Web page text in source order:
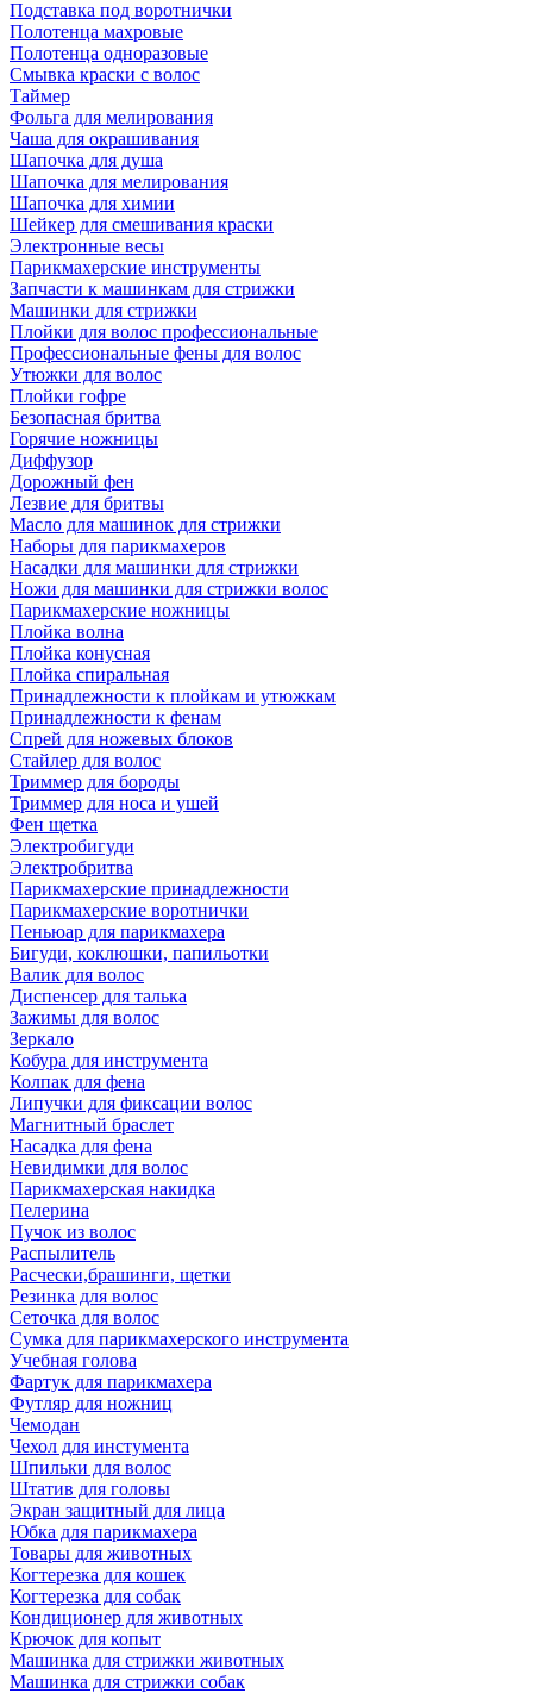
Подставка под воротнички
Полотенца махровые
Полотенца одноразовые
Смывка краски с волос
Таймер
Фольга для мелирования
Чаша для окрашивания
Шапочка для душа
Шапочка для мелирования
Шапочка для химии
Шейкер для смешивания краски
Электронные весы
Парикмахерские инструменты
Запчасти к машинкам для стрижки
Машинки для стрижки
Плойки для волос профессиональные
Профессиональные фены для волос
Утюжки для волос
Плойки гофре
Безопасная бритва
Горячие ножницы
Диффузор
Дорожный фен
Лезвие для бритвы
Масло для машинок для стрижки
Наборы для парикмахеров
Насадки для машинки для стрижки
Ножи для машинки для стрижки волос
Парикмахерские ножницы
Плойка волна
Плойка конусная
Плойка спиральная
Принадлежности к плойкам и утюжкам
Принадлежности к фенам
Спрей для ножевых блоков
Стайлер для волос
Триммер для бороды
Триммер для носа и ушей
Фен щетка
Электробигуди
Электробритва
Парикмахерские принадлежности
Парикмахерские воротнички
Пеньюар для парикмахера
Бигуди, коклюшки, папильотки
Валик для волос
Диспенсер для талька
Зажимы для волос
Зеркало
Кобура для инструмента
Колпак для фена
Липучки для фиксации волос
Магнитный браслет
Насадка для фена
Невидимки для волос
Парикмахерская накидка
Пелерина
Пучок из волос
Распылитель
Расчески,брашинги, щетки
Резинка для волос
Сеточка для волос
Сумка для парикмахерского инструмента
Учебная голова
Фартук для парикмахера
Футляр для ножниц
Чемодан
Чехол для инстумента
Шпильки для волос
Штатив для головы
Экран защитный для лица
Юбка для парикмахера
Товары для животных
Когтерезка для кошек
Когтерезка для собак
Кондиционер для животных
Крючок для копыт
Машинка для стрижки животных
Машинка для стрижки собак